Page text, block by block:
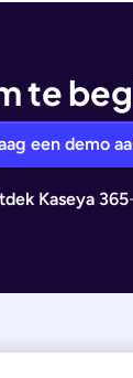
te
een demo
Kaseya 365